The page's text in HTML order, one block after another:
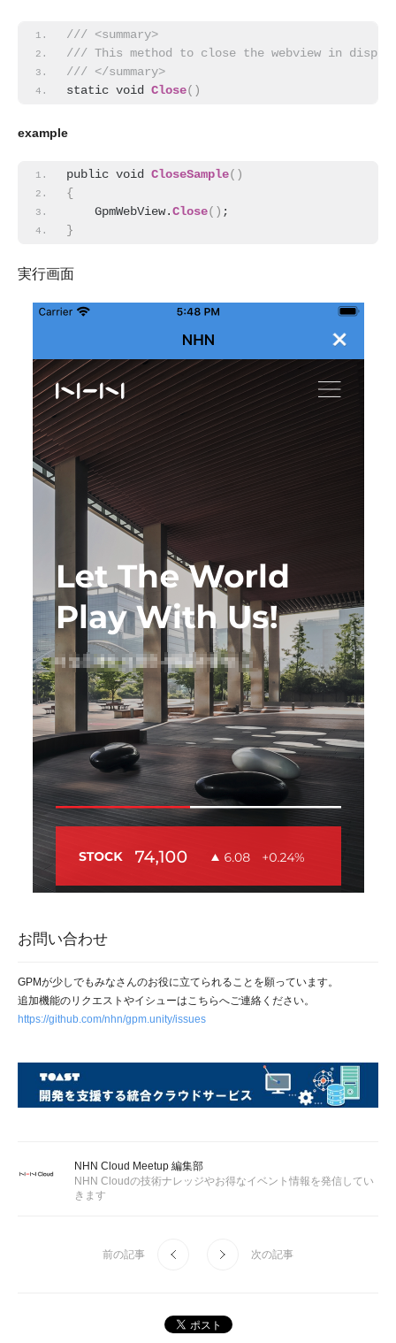
/// <summary>
/// This method to close the webview in
/// </summary>
static void Close( )
example
public void CloseSample( )
{
    GpmWebView.
Close( ) ;
}
実行画面
お問い合わせ
GPMが少しでもみなさんのお役に立てられることを願っています。
追加機能のリクエストやイシューはこちらへご連絡ください。
https://github.com/nhn/gpm.unity/issues
NHN Cloud Meetup 編集部
NHN Cloudの技術ナレッジやお得なイベント情報を発信してい
きます
前の記事 次の記事